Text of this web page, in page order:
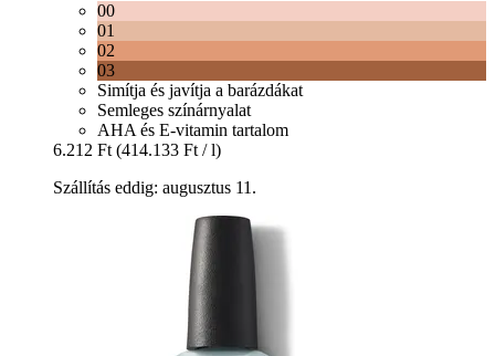
00
01
02
03
Simítja és javítja a barázdákat
Semleges színárnyalat
AHA és E-vitamin tartalom
6.212 Ft (414.133 Ft / l)
Szállítás eddig: augusztus 11.